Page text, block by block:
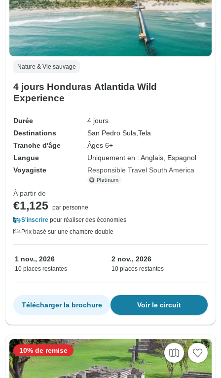
Nature & Vie sauvage
4 jours Honduras Atlantida Wild
Experience
Durée
4 jours
Destinations
San Pedro Sula,Tela
Tranche d'âge
Âges 6+
Langue
Uniquement en : Anglais, Espagnol
Voyagiste
Responsible Travel South America
À partir de
€1,125 par personne
S'inscrire pour réaliser des économies
Prix basé sur une chambre double
1 nov., 2026
10 places restantes
2 nov., 2026
10 places restantes
Voir le circuit
Télécharger la brochure
10% de remise